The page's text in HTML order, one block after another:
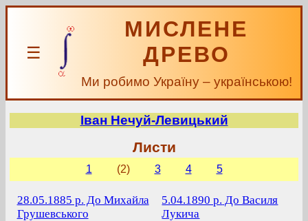
☰
МИСЛЕНЕ
ДРЕВО
Ми робимо Україну – українською!
Іван Нечуй-Левицький
Листи
1 (2) 3 4 5
28.05.1885 р. До Михайла
Грушевського
5.04.1890 р. До Василя
Лукича